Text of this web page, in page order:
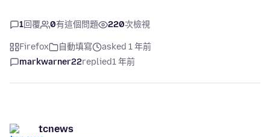
1回覆 0有這個問題 220次檢視
Firefox 自動填寫
asked 1 年前
markwarner22replied1 年前
tcnews